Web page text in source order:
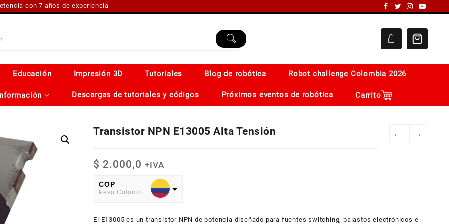
con 7 años de experiencia
Educación Impresión 3D Tutoriales Blog de robótica Robot challenge Colombia 2026
Descargas de tutoriales y códigos Próximos eventos de robótica Carrito
← →
Transistor NPN E13005 Alta Tensión
$ 2.000,0 +IVA
COP
Peso Colombiano
American Dollar
El E13005 es un transistor NPN de potencia diseñado para fuentes switching, balastos electrónicos e